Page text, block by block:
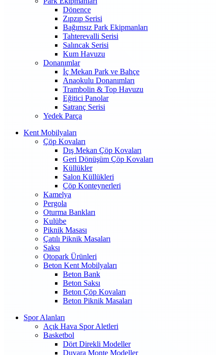
Dönence
Zıpzıp Serisi
Bağımsız Park Ekipmanları
Tahterevalli Serisi
Salıncak Serisi
Kum Havuzu
Donanımlar
İç Mekan Park ve Bahçe
Anaokulu Donanımları
Trambolin & Top Havuzu
Eğitici Panolar
Satranç Serisi
Yedek Parça
Kent Mobilyaları
Çöp Kovaları
Dış Mekan Çöp Kovaları
Geri Dönüşüm Çöp Kovaları
Küllükler
Salon Küllükleri
Çöp Konteynerleri
Kamelya
Pergola
Oturma Bankları
Kulübe
Piknik Masası
Çatılı Piknik Masaları
Saksı
Otopark Ürünleri
Beton Kent Mobilyaları
Beton Bank
Beton Saksı
Beton Çöp Kovaları
Beton Piknik Masaları
Spor Alanları
Açık Hava Spor Aletleri
Basketbol
Dört Direkli Modeller
Duvara Monte Modeller